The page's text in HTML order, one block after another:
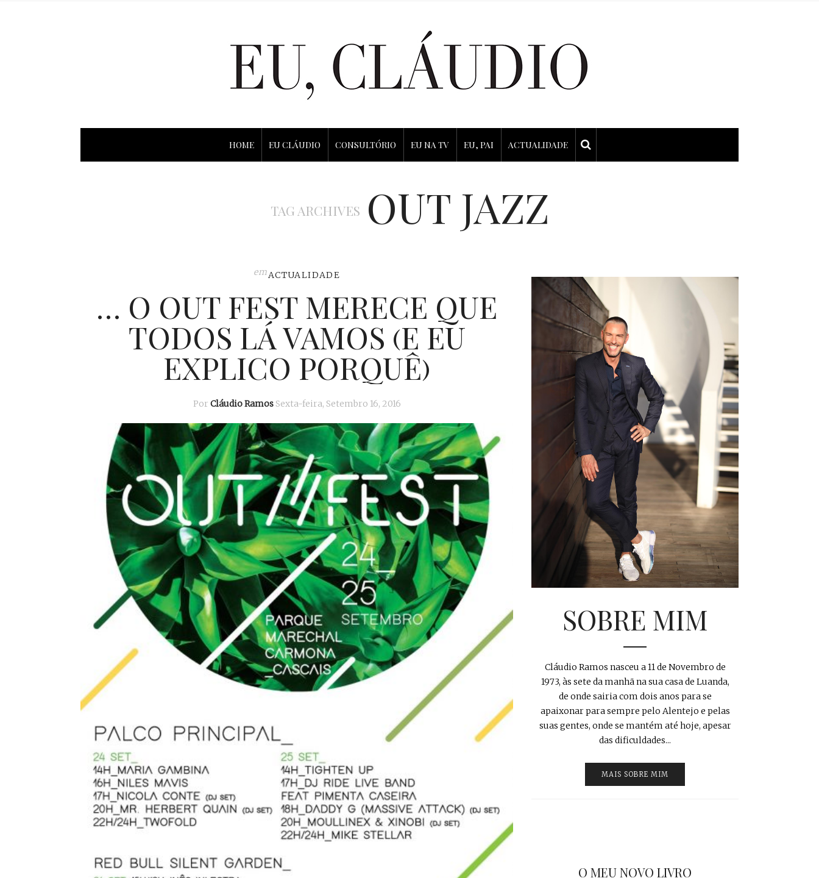
HOME EU CLÁUDIO CONSULTÓRIO EU NA TV EU, PAI ACTUALIDADE
TAG ARCHIVES OUT JAZZ
emACTUALIDADE
… O OUT FEST MERECE QUE
TODOS LÁ VAMOS (E EU
EXPLICO PORQUÊ)
Por Cláudio Ramos Sexta-feira, Setembro 16, 2016
SOBRE MIM
Cláudio Ramos nasceu a 11 de Novembro de
1973, às sete da manhã na sua casa de Luanda,
de onde sairia com dois anos para se
apaixonar para sempre pelo Alentejo e pelas
suas gentes, onde se mantém até hoje, apesar
das dificuldades...
MAIS SOBRE MIM
O MEU NOVO LIVRO